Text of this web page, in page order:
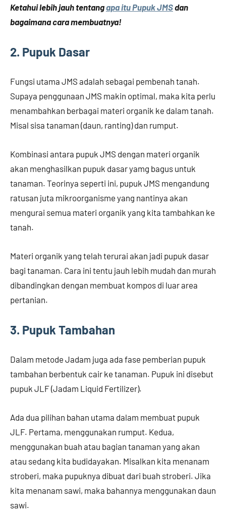
Ketahui lebih jauh tentangapa itu Pupuk JMSdan
bagaimana cara membuatnya!
2. Pupuk Dasar
Fungsi utama JMS adalah sebagai pembenah tanah.
Supaya penggunaan JMS makin optimal, maka kita perlu
menambahkan berbagai materi organik ke dalam tanah.
Misal sisa tanaman (daun, ranting) dan rumput.
Kombinasi antara pupuk JMS dengan materi organik
akan menghasilkan pupuk dasar yamg bagus untuk
tanaman. Teorinya seperti ini, pupuk JMS mengandung
ratusan juta mikroorganisme yang nantinya akan
mengurai semua materi organik yang kita tambahkan ke
tanah.
Materi organik yang telah terurai akan jadi pupuk dasar
bagi tanaman. Cara ini tentu jauh lebih mudah dan murah
dibandingkan dengan membuat kompos di luar area
pertanian.
3. Pupuk Tambahan
Dalam metode Jadam juga ada fase pemberian pupuk
tambahan berbentuk cair ke tanaman. Pupuk ini disebut
pupuk JLF (Jadam Liquid Fertilizer).
Ada dua pilihan bahan utama dalam membuat pupuk
JLF. Pertama, menggunakan rumput. Kedua,
menggunakan buah atau bagian tanaman yang akan
atau sedang kita budidayakan. Misalkan kita menanam
stroberi, maka pupuknya dibuat dari buah stroberi. Jika
kita menanam sawi, maka bahannya menggunakan daun
sawi.